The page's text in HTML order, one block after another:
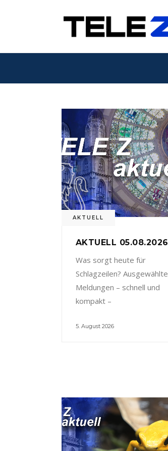
AKTUELL
AKTUELL 05.08.2026
Was sorgt heute für
Schlagzeilen? Ausgewählte
Meldungen – schnell und
kompakt –
5. August 2026